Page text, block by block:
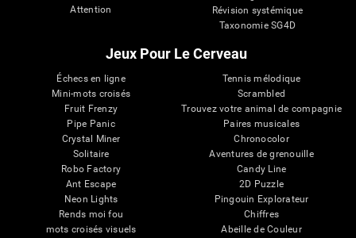
Attention
Révision systémique
Taxonomie SG4D
Jeux Pour Le Cerveau
Échecs en ligne
Mini-mots croisés
Fruit Frenzy
Pipe Panic
Crystal Miner
Solitaire
Robo Factory
Ant Escape
Neon Lights
Rends moi fou
mots croisés visuels
Tennis mélodique
Scrambled
Trouvez votre animal de compagnie
Paires musicales
Chronocolor
Aventures de grenouille
Candy Line
2D Puzzle
Pingouin Explorateur
Chiffres
Abeille de Couleur